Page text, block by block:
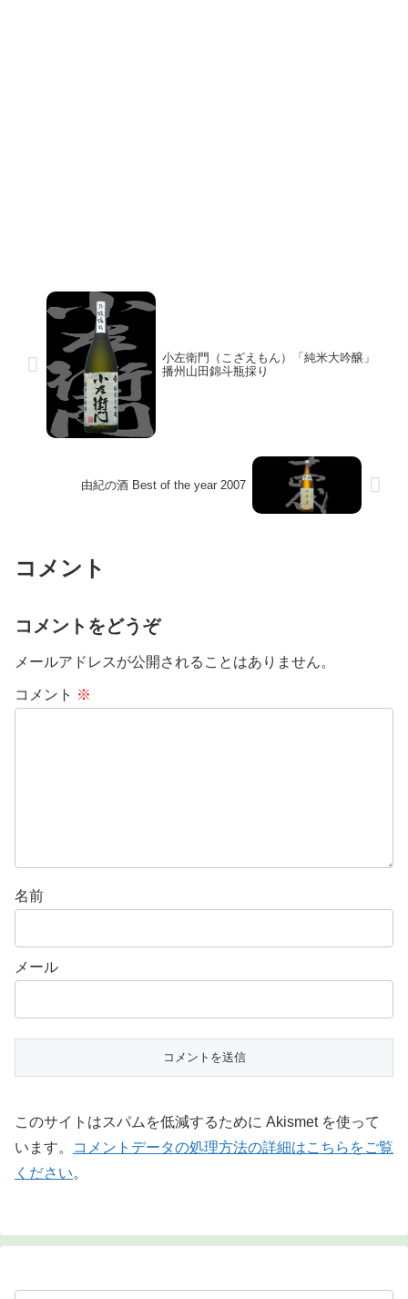
小左衛門（こざえもん）「純米大吟醸」
播州山田錦斗瓶採り
由紀の酒 Best of the year 2007
コメント
コメントをどうぞ
メールアドレスが公開されることはありません。
コメント ※
名前
メール
このサイトはスパムを低減するために Akismet を使って
います。
コメントデータの処理方法の詳細はこちらをご覧
ください。